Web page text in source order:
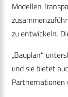
Modellen
zu entwickeln.
„Bauplan“
und sie bietet
Partnernationen